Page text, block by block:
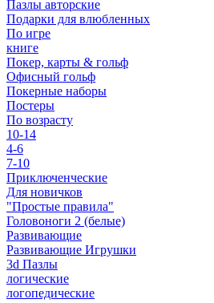
Пазлы авторские
Подарки для влюбленных
По игре
книге
Покер, карты & гольф
Офисный гольф
Покерные наборы
Постеры
По возрасту
10-14
4-6
7-10
Приключенческие
Для новичков
"Простые правила"
Головоноги 2 (белые)
Развивающие
Развивающие Игрушки
3d Пазлы
логические
логопедические